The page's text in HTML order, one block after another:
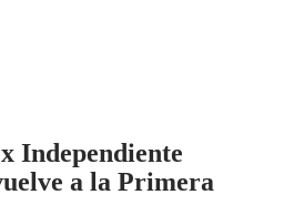
Independiente
a la Primera